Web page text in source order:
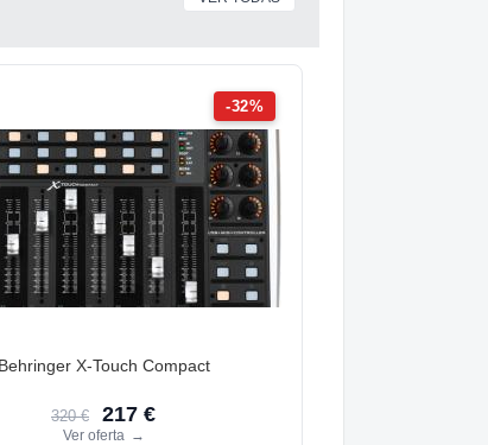
-32%
Behringer X-Touch Compact
320 € 217 €
Ver oferta →